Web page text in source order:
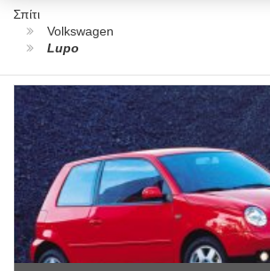
Σπίτι
Volkswagen
Lupo